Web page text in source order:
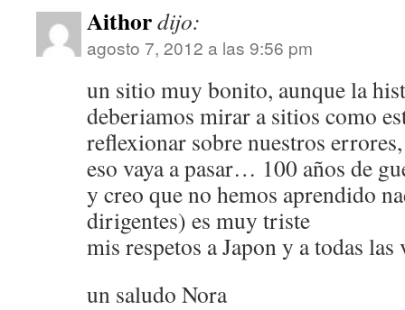
Aithordijo:
agosto 7, 2012 a las 9:56 pm
un sitio muy bonito, aunque la
deberiamos mirar a sitios como
reflexionar sobre nuestros
eso vaya a pasar… 100 años de
y creo que no hemos aprendido
dirigentes) es muy triste
mis respetos a Japon y a todas
un saludo Nora